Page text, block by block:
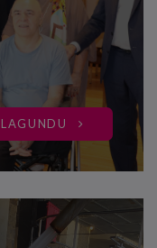
LAGUNDU